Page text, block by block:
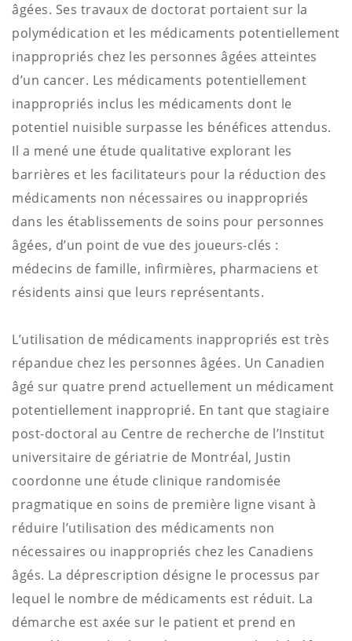
âgées. Ses travaux de doctorat portaient sur la
polymédication et les médicaments potentiellement
inappropriés chez les personnes âgées atteintes
d’un cancer. Les médicaments potentiellement
inappropriés inclus les médicaments dont le
potentiel nuisible surpasse les bénéfices attendus.
Il a mené une étude qualitative explorant les
barrières et les facilitateurs pour la réduction des
médicaments non nécessaires ou inappropriés
dans les établissements de soins pour personnes
âgées, d’un point de vue des joueurs-clés :
médecins de famille, infirmières, pharmaciens et
résidents ainsi que leurs représentants.
L’utilisation de médicaments inappropriés est très
répandue chez les personnes âgées. Un Canadien
âgé sur quatre prend actuellement un médicament
potentiellement inapproprié. En tant que stagiaire
post-doctoral au Centre de recherche de l’Institut
universitaire de gériatrie de Montréal, Justin
coordonne une étude clinique randomisée
pragmatique en soins de première ligne visant à
réduire l’utilisation des médicaments non
nécessaires ou inappropriés chez les Canadiens
âgés. La déprescription désigne le processus par
lequel le nombre de médicaments est réduit. La
démarche est axée sur le patient et prend en